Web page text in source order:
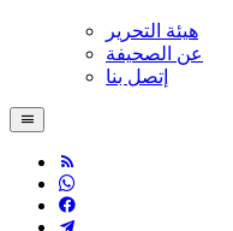
هيئة التحرير
عن الصحيفة
إتصل بنا